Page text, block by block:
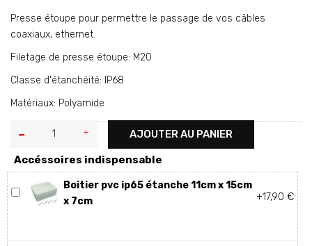
Presse étoupe pour permettre le passage de vos câbles
coaxiaux, ethernet.
Filetage de presse étoupe: M20
Classe d'étanchéité: IP68
Matériaux: Polyamide
AJOUTER AU PANIER
Accéssoires indispensable
Boitier pvc ip65 étanche 11cm x 15cm
x 7cm
+17,90 €